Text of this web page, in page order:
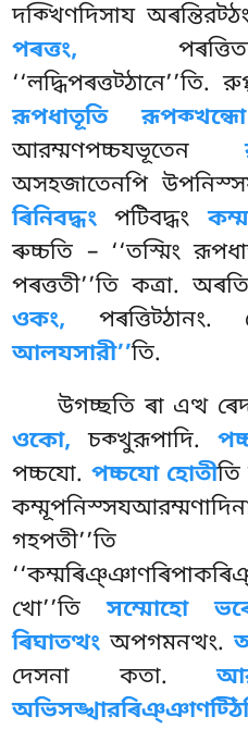
দক্খিণদিসায
পৰত্তং,
রূপধাতূতি রূপক্খন্ধো
আরম্মণপচ্চযভূতেন
অসহজাতেনপি
ৰিনিবদ্ধং পটিবদ্ধং
ৰুচ্চতি – ‘‘তস্মিং
পৰত্ততী’’তি কত্ৰা.
ওকং,
আলযসারী’’তি.
উগচ্ছতি ৰা এত্থ
ওকো, চক্খুরূপাদি.
পচ্চযো. পচ্চযো হোতীতি
খো’’তিসম্মোহো
ৰিঘাতত্থং অপগমনত্থং.
দেসনা কতা.